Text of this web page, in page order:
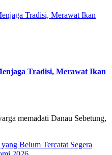
Tradisi, Merawat Ikan
memadati Danau Sebetung,